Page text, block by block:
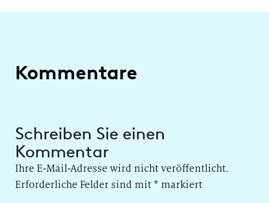
Kommentare
Schreiben Sie einen
Kommentar
Ihre E-Mail-Adresse wird nicht veröffentlicht.
Erforderliche Felder sind mit* markiert